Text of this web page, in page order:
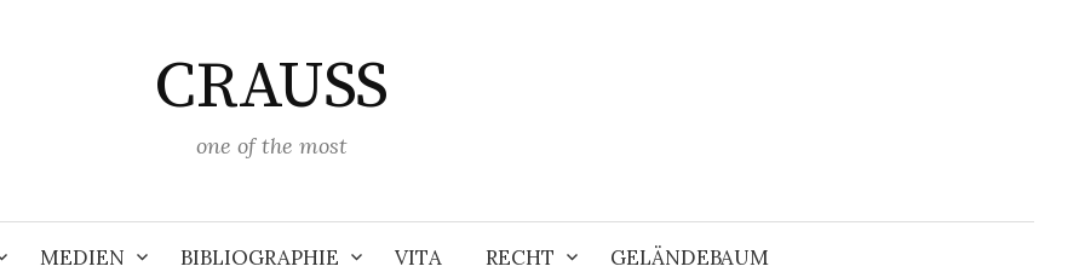
CRAUSS
one of the most
MEDIEN BIBLIOGRAPHIE VITA RECHT GELÄNDEBAUM
Suchen